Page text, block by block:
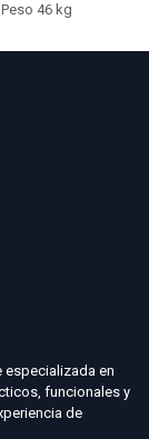
46 kg
especializada en
funcionales y
de